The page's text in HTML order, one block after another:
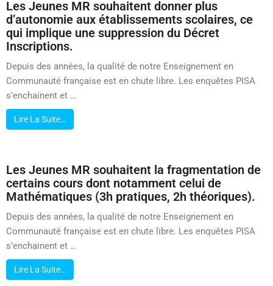
Les Jeunes MR souhaitent donner plus
d’autonomie aux établissements scolaires, ce
qui implique une suppression du Décret
Inscriptions.
Depuis des années, la qualité de notre Enseignement en
Communauté française est en chute libre. Les enquêtes PISA
s’enchainent et …
Lire La Suite…
Les Jeunes MR souhaitent la fragmentation de
certains cours dont notamment celui de
Mathématiques (3h pratiques, 2h théoriques).
Depuis des années, la qualité de notre Enseignement en
Communauté française est en chute libre. Les enquêtes PISA
s’enchainent et …
Lire La Suite…